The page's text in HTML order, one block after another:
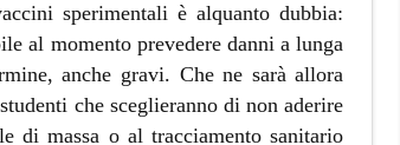
sperimentali è alquanto dubbia:
al momento prevedere danni a lunga
anche gravi. Che ne sarà allora
che sceglieranno di non aderire
di massa o al tracciamento sanitario